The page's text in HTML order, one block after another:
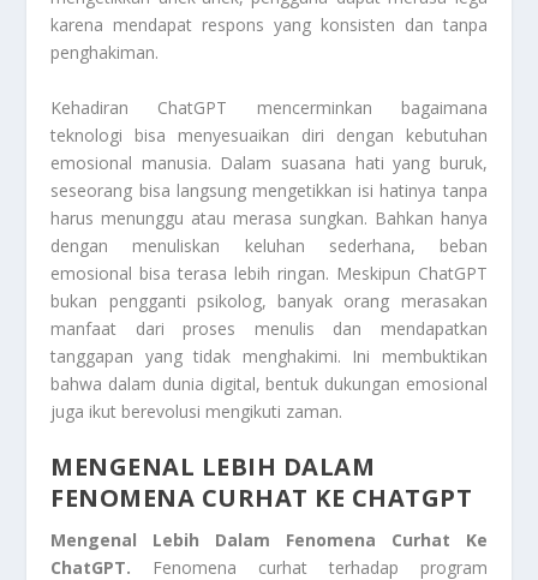
karena mendapat respons yang konsisten dan tanpa
penghakiman.
Kehadiran ChatGPT mencerminkan bagaimana
teknologi bisa menyesuaikan diri dengan kebutuhan
emosional manusia. Dalam suasana hati yang buruk,
seseorang bisa langsung mengetikkan isi hatinya tanpa
harus menunggu atau merasa sungkan. Bahkan hanya
dengan menuliskan keluhan sederhana, beban
emosional bisa terasa lebih ringan. Meskipun ChatGPT
bukan pengganti psikolog, banyak orang merasakan
manfaat dari proses menulis dan mendapatkan
tanggapan yang tidak menghakimi. Ini membuktikan
bahwa dalam dunia digital, bentuk dukungan emosional
juga ikut berevolusi mengikuti zaman.
MENGENAL LEBIH DALAM
FENOMENA CURHAT KE CHATGPT
Mengenal Lebih Dalam Fenomena Curhat Ke
ChatGPT. Fenomena curhat terhadap program